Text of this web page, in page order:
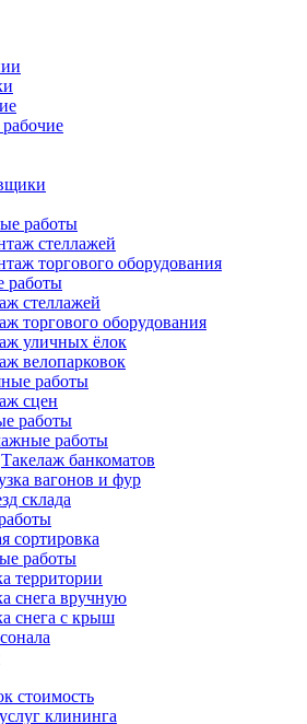
работы
стеллажей
торгового оборудования
работы
стеллажей
торгового оборудования
уличных ёлок
велопарковок
работы
сцен
работы
работы
Такелаж банкоматов
вагонов и фур
склада
сортировка
работы
территории
снега вручную
снега с крыш
стоимость
клининга